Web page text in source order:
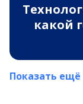
какой
Показать ещё